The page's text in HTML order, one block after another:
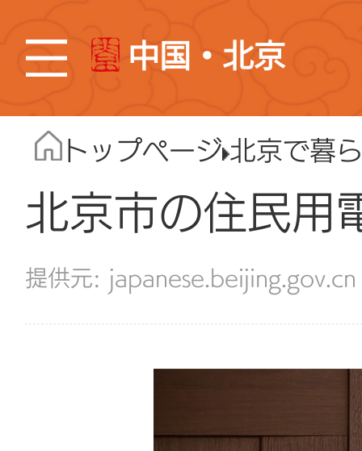
中国・北京
トップページ 北京で暮
北京市の住民用
japanese.beijing.gov.cn